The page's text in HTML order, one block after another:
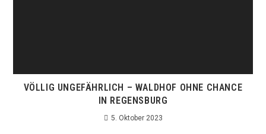
VÖLLIG UNGEFÄHRLICH – WALDHOF OHNE CHANCE
IN REGENSBURG
5. Oktober 2023